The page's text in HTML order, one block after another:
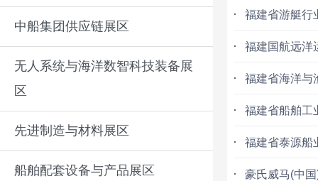
中船集团供应链展区
无人系统与海洋数智科技装备展
区
先进制造与材料展区
船舶配套设备与产品展区
福建省游艇行
福建国航远洋
福建省海洋与
福建省船舶工
福建省泰源船
豪氏威马(中